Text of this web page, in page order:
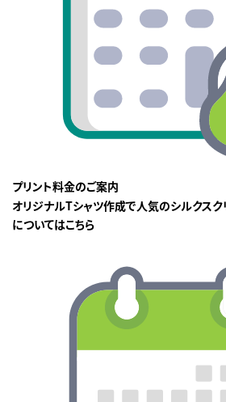
プリント料金のご案内
オリジナルTシャツ作成で人気のシルクス
についてはこちら